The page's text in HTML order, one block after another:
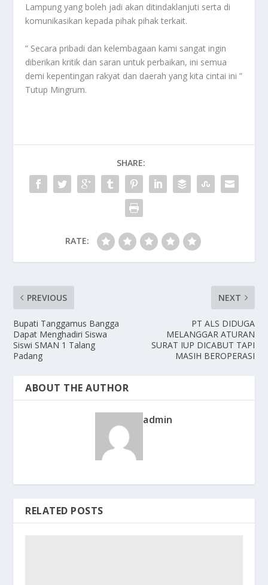
Lampung yang boleh jadi akan ditindaklanjuti serta di
komunikasikan kepada pihak pihak terkait.
” Secara pribadi dan kelembagaan kami sangat ingin
diberikan kritik dan saran untuk perbaikan, ini semua
demi kepentingan rakyat dan daerah yang kita cintai ini ”
Tutup Mingrum.
SHARE:
RATE:
PREVIOUS
Bupati Tanggamus Bangga
Dapat Menghadiri Siswa
Siswi SMAN 1 Talang
Padang
NEXT
PT ALS DIDUGA
MELANGGAR ATURAN
SURAT IUP DICABUT TAPI
MASIH BEROPERASI
ABOUT THE AUTHOR
admin
RELATED POSTS